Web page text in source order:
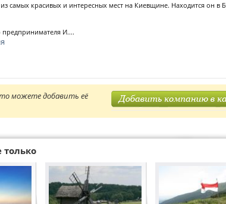
самых красивых и интересных мест на Киевщине. Находится он в
предпринимателя И....
можете добавить её
только